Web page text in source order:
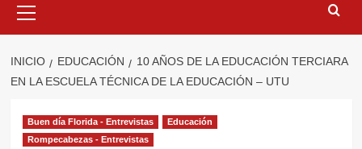
primario
INICIO EDUCACIÓN
10 AÑOS DE LA EDUCACIÓN TERCIARA
EN LA ESCUELA TÉCNICA DE LA EDUCACIÓN – UTU
Buen día Florida - Entrevistas
Educación
Rompecabezas - Entrevistas